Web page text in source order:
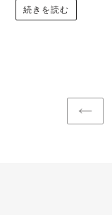
続きを読む
前